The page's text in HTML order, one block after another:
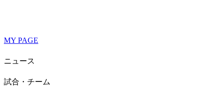
MY PAGE
ニュース
試合・チーム